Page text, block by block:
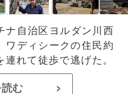
ナ自治区ヨルダン川西
ワディシークの住民約
れて徒歩で逃げた。
む >